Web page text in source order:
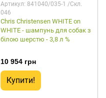
Артикул: 841040/035-1 /Скл.
046
Chris Christensen WHITE on
WHITE - шампунь для собак з
білою шерстю - 3,8 л %
10 954 грн
Купити!